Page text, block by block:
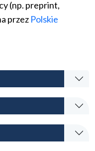
(np. preprint,
przez Polskie